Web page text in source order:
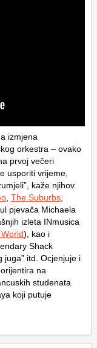
izmjena
orkestra – ovako
prvoj večeri
usporiti vrijeme,
kaže njihov
The Suburbs
pjevača Michaela
izleta INmusica
), kao i
Shack
juga” itd. Ocjenjuje i
na
studenata
koji putuje